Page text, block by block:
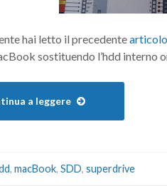
hai letto il precedentearticolo
sostituendo l’hdd interno
a leggere
, macBook, SDD, superdrive